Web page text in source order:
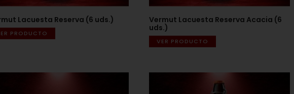
Lacuesta Reserva (6 uds.)
PRODUCTO
Vermut Lacuesta Reserva Acacia (6
uds.)
VER PRODUCTO